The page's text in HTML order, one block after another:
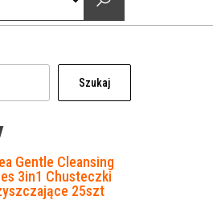
Szukaj
Gentle Cleansing
3in1 Chusteczki
25szt